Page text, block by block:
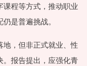
程等方式，推动职业
是普遍挑战。
，但非正式就业、性
。报告提出，应强化青